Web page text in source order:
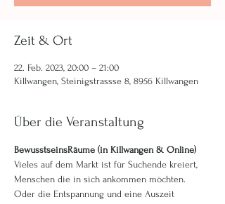
Zeit & Ort
22. Feb. 2023, 20:00 – 21:00
Killwangen, Steinigstrassse 8, 8956 Killwangen
Über die Veranstaltung
BewusstseinsRäume (in Killwangen & Online)
Vieles auf dem Markt ist für Suchende kreiert,
Menschen die in sich ankommen möchten.
Oder die Entspannung und eine Auszeit